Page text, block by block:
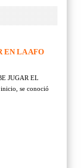
EN LA AFO
JUGAR EL
se conoció